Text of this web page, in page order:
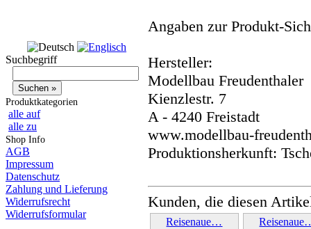
Suchbegriff
Produktkategorien
alle auf
alle zu
Shop Info
AGB
Impressum
Datenschutz
Zahlung und Lieferung
Widerrufsrecht
Widerrufsformular
Angaben zur Produkt-
Hersteller:
Modellbau Freudenthaler
Kienzlestr. 7
A - 4240 Freistadt
www.modellbau-
Produktionsherkunft:
Kunden, die diesen
Reisenaue…